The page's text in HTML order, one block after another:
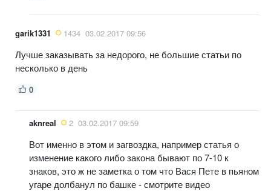
garik1331 1434 03.02.2017 09:56
Лучше заказывать за недорого, не большие статьи по
несколько в день
0
aknreal 2 03.02.2017 09:59
Вот именно в этом и загвоздка, например статья о
изменение какого либо закона бывают по 7-10 к
знаков, это ж не заметка о том что Вася Пете в пьяном
угаре долбанул по башке - смотрите видео